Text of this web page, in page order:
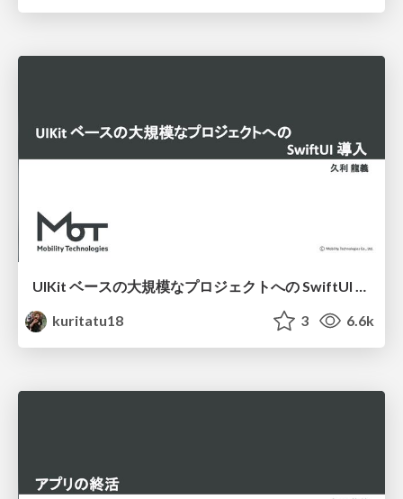
UIKit ベースの大規模なプロジェクトへの SwiftUI 導入
kuritatu18
3 6.6k